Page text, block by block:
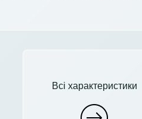
Всі характеристики